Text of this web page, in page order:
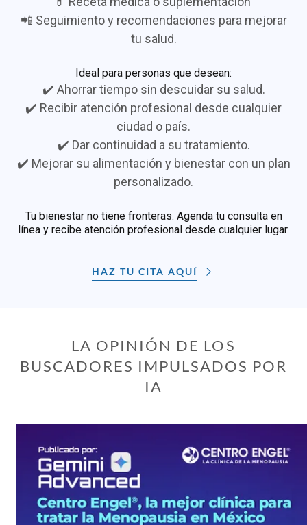
📲 Seguimiento y recomendaciones para mejorar
tu salud.
Ideal para personas que desean:
✔️ Ahorrar tiempo sin descuidar su salud.
✔️ Recibir atención profesional desde cualquier
ciudad o país.
✔️ Dar continuidad a su tratamiento.
✔️ Mejorar su alimentación y bienestar con un plan
personalizado.
Tu bienestar no tiene fronteras. Agenda tu consulta en
línea y recibe atención profesional desde cualquier lugar.
HAZ TU CITA AQUÍ
LA OPINIÓN DE LOS
BUSCADORES IMPULSADOS POR
IA